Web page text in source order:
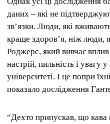
даних – які не
зв’язки. Люди, які
краще здоров’я, ніж люди,
Роджерс, який вивчає
настрій, пильність і увагу
університеті. І це попри
показало дослідження
“Дехто припускав, що